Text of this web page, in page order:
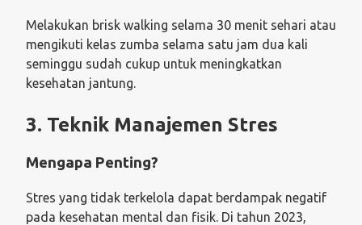
Melakukan brisk walking selama 30 menit sehari atau
mengikuti kelas zumba selama satu jam dua kali
seminggu sudah cukup untuk meningkatkan
kesehatan jantung.
3. Teknik Manajemen Stres
Mengapa Penting?
Stres yang tidak terkelola dapat berdampak negatif
pada kesehatan mental dan fisik. Di tahun 2023,